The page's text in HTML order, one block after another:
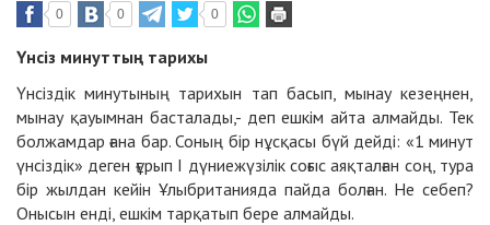
0 0 0
Үнсіз минуттың тарихы
Үнсіздік минутының тарихын тап басып, мынау кезеңнен,
мынау қауымнан басталады,- деп ешкім айта алмайды. Тек
болжамдар ғана бар. Соның бір нұсқасы бүй дейді: «1 минут
үнсіздік» деген ғұрып І дүниежүзілік соғыс аяқталған соң, тура
бір жылдан кейін Ұлыбританияда пайда болған. Не себеп?
Онысын енді, ешкім тарқатып бере алмайды.